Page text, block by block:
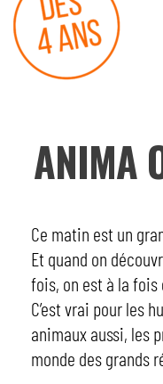
ANIMA
Ce matin est un
Et quand on
fois, on est à la
C’est vrai pour les
animaux aussi, les
monde des grands